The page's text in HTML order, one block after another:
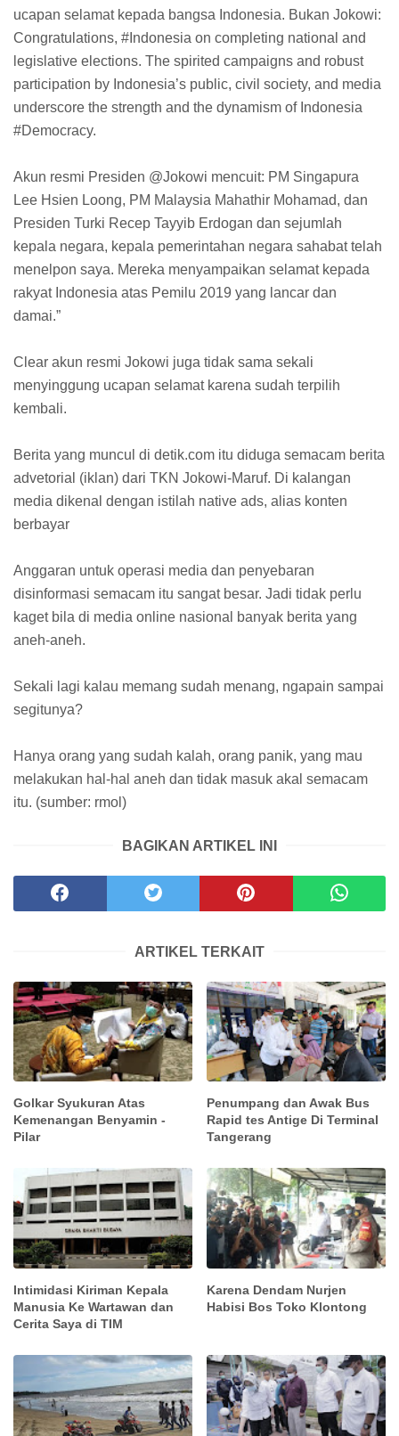
ucapan selamat kepada bangsa Indonesia. Bukan Jokowi:
Congratulations, #Indonesia on completing national and
legislative elections. The spirited campaigns and robust
participation by Indonesia’s public, civil society, and media
underscore the strength and the dynamism of Indonesia
#Democracy.
Akun resmi Presiden @Jokowi mencuit: PM Singapura
Lee Hsien Loong, PM Malaysia Mahathir Mohamad, dan
Presiden Turki Recep Tayyib Erdogan dan sejumlah
kepala negara, kepala pemerintahan negara sahabat telah
menelpon saya. Mereka menyampaikan selamat kepada
rakyat Indonesia atas Pemilu 2019 yang lancar dan
damai.”
Clear akun resmi Jokowi juga tidak sama sekali
menyinggung ucapan selamat karena sudah terpilih
kembali.
Berita yang muncul di detik.com itu diduga semacam berita
advetorial (iklan) dari TKN Jokowi-Maruf. Di kalangan
media dikenal dengan istilah native ads, alias konten
berbayar
Anggaran untuk operasi media dan penyebaran
disinformasi semacam itu sangat besar. Jadi tidak perlu
kaget bila di media online nasional banyak berita yang
aneh-aneh.
Sekali lagi kalau memang sudah menang, ngapain sampai
segitunya?
Hanya orang yang sudah kalah, orang panik, yang mau
melakukan hal-hal aneh dan tidak masuk akal semacam
itu. (sumber: rmol)
BAGIKAN ARTIKEL INI
ARTIKEL TERKAIT
Golkar Syukuran Atas
Kemenangan Benyamin -
Pilar
Penumpang dan Awak Bus
Rapid tes Antige Di Terminal
Tangerang
Intimidasi Kiriman Kepala
Manusia Ke Wartawan dan
Cerita Saya di TIM
Karena Dendam Nurjen
Habisi Bos Toko Klontong